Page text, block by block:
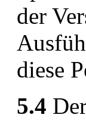
der
diese
5.4